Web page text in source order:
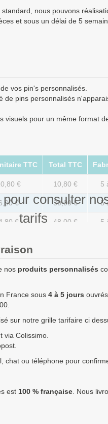
nous pouvons
et sous un délai de 5
de vos pin's personnalisés.
de pins personnalisés
visuels pour un même format
consulter
tarifs
TTC Total TTC
€ 10,80 € 5
€ 30,00 € 5
€ 48,00 € 5
€ 264,00 € 6
1,01 € 504,00 €
€
€ 2 130,00 € 12
nos produits personnalisés
France sous 4 à 5 jours
sur notre grille tarifaire ci
via Colissimo.
chat ou téléphone pour
est 100 % française . Nous